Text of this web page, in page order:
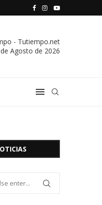
HASTA UN 30% DE
- Tutiempo.net
Agosto de 2026